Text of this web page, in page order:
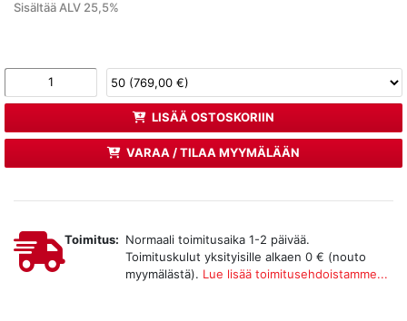
Sisältää ALV 25,5%
LISÄÄ OSTOSKORIIN
VARAA / TILAA MYYMÄLÄÄN
Toimitus: Normaali toimitusaika 1-2 päivää.
Toimituskulut yksityisille alkaen 0 € (nouto
myymälästä). Lue lisää toimitusehdoistamme...